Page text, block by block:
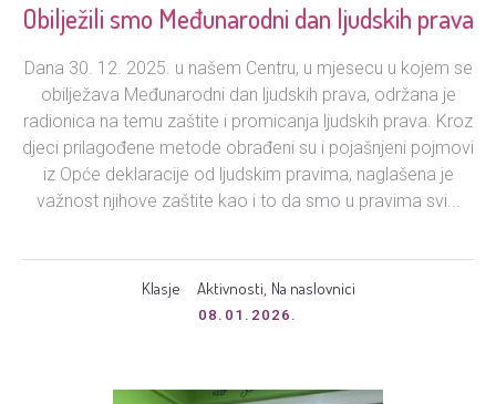
Obilježili smo Međunarodni dan ljudskih prava
Dana 30. 12. 2025. u našem Centru, u mjesecu u kojem se
obilježava Međunarodni dan ljudskih prava, održana je
radionica na temu zaštite i promicanja ljudskih prava. Kroz
djeci prilagođene metode obrađeni su i pojašnjeni pojmovi
iz Opće deklaracije od ljudskim pravima, naglašena je
važnost njihove zaštite kao i to da smo u pravima svi...
Klasje Aktivnosti, Na naslovnici
08.01.2026.